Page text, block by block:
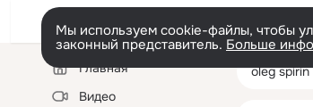
Мы используем cookie-файлы, чтобы
законный представитель. Больше
Левая
колонкаГлавная
Видео
oleg